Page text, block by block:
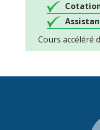
Cours accéléré